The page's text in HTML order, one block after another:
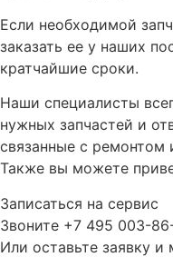
Если необходимой
заказать ее у наших
кратчайшие сроки.
Наши специалисты
нужных запчастей и
связанные с ремонтом
Также вы можете
Записаться на сервис
Звоните +7 495 003-
Или оставьте заявку